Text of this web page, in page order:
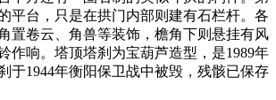
平台，只是在拱门内部则建有石栏杆。各
置卷云、角兽等装饰，檐角下则悬挂有风
作响。塔顶塔刹为宝葫芦造型，是1989年
于1944年衡阳保卫战中被毁，残骸已保存